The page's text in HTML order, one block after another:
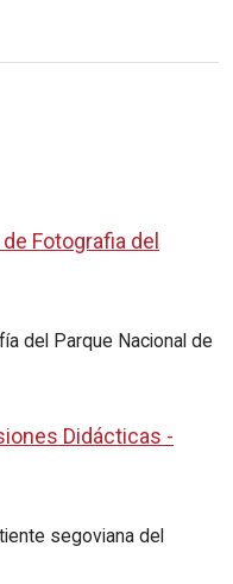
Fotografia del
del Parque Nacional de
Didácticas -
segoviana del